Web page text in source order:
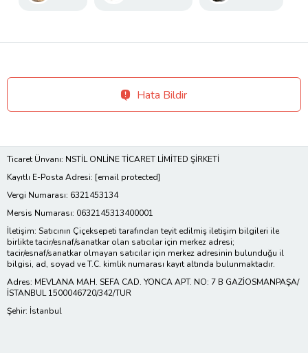
Hata Bildir
Ticaret Ünvanı: NSTİL ONLİNE TİCARET LİMİTED ŞİRKETİ
Kayıtlı E-Posta Adresi: [email protected]
Vergi Numarası: 6321453134
Mersis Numarası: 0632145313400001
İletişim: Satıcının Çiçeksepeti tarafından teyit edilmiş iletişim bilgileri ile
birlikte tacir/esnaf/sanatkar olan satıcılar için merkez adresi;
tacir/esnaf/sanatkar olmayan satıcılar için merkez adresinin bulunduğu il
bilgisi, ad, soyad ve T.C. kimlik numarası kayıt altında bulunmaktadır.
Adres: MEVLANA MAH. SEFA CAD. YONCA APT. NO: 7 B GAZİOSMANPAŞA/
İSTANBUL 1500046720/342/TUR
Şehir: İstanbul